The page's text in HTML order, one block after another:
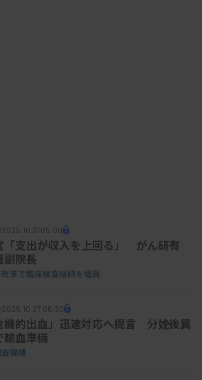
2025.10.31 05:00
「支出が収入を上回る」 がん研有
副院長
革で臨床検査技師を増員
2025.10.27 06:30
機的出血」迅速対応へ提言 分娩後異
輸血準備
機構